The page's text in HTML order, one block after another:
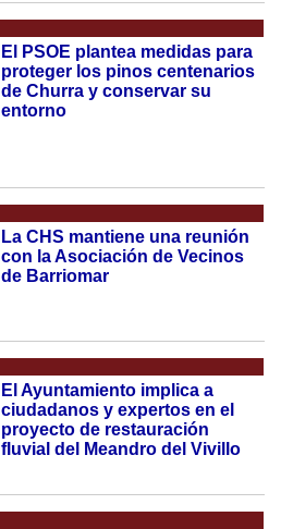
El PSOE plantea medidas para
proteger los pinos centenarios
de Churra y conservar su
entorno
La CHS mantiene una reunión
con la Asociación de Vecinos
de Barriomar
El Ayuntamiento implica a
ciudadanos y expertos en el
proyecto de restauración
fluvial del Meandro del Vivillo